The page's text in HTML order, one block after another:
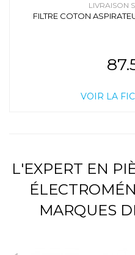
LIVRAISON
FILTRE COTON
VOIR LA
L'EXPERT EN
MARQUES